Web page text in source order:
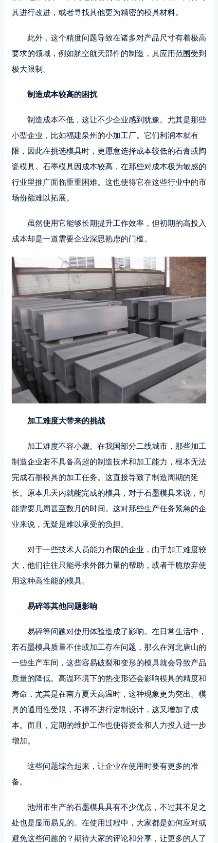
其进行改进，或者寻找其他更为精密的模具材料。
此外，这个精度问题导致在诸多对产品尺寸有着极高
要求的领域，例如航空航天部件的制造，其应用范围受到
极大限制。
制造成本较高的困扰
制造成本不低，这让不少企业感到犹豫。尤其是那些
小型企业，比如福建泉州的小加工厂。它们利润本就有
限，因此在挑选模具时，更愿意选择成本较低的石膏或陶
瓷模具。石墨模具因成本较高，在那些对成本极为敏感的
行业里推广面临重重困难。这也使得它在这些行业中的市
场份额难以拓展。
虽然使用它能够长期提升工作效率，但初期的高投入
成本却是一道需要企业深思熟虑的门槛。
加工难度大带来的挑战
加工难度不容小觑。在我国部分二线城市，那些加工
制造企业若不具备高超的制造技术和加工能力，根本无法
完成石墨模具的加工任务。这直接导致了制造周期的延
长。原本几天内就能完成的模具，对于石墨模具来说，可
能需要几周甚至数月的时间。这对那些生产任务紧急的企
业来说，无疑是难以承受的负担。
对于一些技术人员能力有限的企业，由于加工难度较
大，他们往往只能寻求外部力量的帮助，或者干脆放弃使
用这种高性能的模具。
易碎等其他问题影响
易碎等问题对使用体验造成了影响。在日常生活中，
若石墨模具质量不佳或加工存在问题，那么在河北唐山的
一些生产车间，这些容易破裂和变形的模具就会导致产品
质量的降低。高温环境下的热变形还会影响模具的精度和
寿命，尤其是在南方夏天高温时，这种现象更为突出。模
具的通用性受限，不得不进行定制设计，这又增加了成
本。而且，定期的维护工作也使得资金和人力投入进一步
增加。
这些问题综合起来，让企业在使用时要有更多的准
备。
池州市生产的石墨模具具有不少优点，不过其不足之
处也是显而易见的。在使用过程中，大家都是如何应对或
避免这些问题的？期待大家的评论和分享，让更多的人了